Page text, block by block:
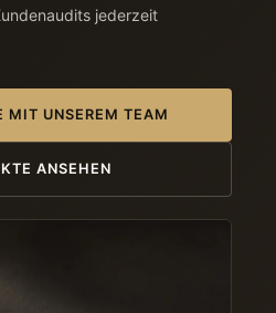
jederzeit
MIT UNSEREM TEAM
ANSEHEN